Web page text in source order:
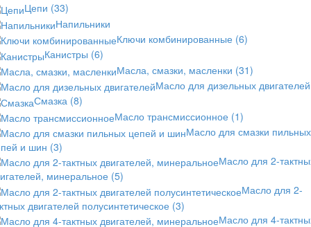
Цепи (33)
Напильники
Ключи комбинированные (6)
Канистры (6)
Масла, смазки, масленки (31)
Масло для дизельных двигателей
Смазка (8)
Масло трансмиссионное (1)
Масло для смазки пильных
и шин (3)
Масло для 2-
минеральное (5)
Масло для 2-
двигателей полусинтетическое (3)
Масло для 4-